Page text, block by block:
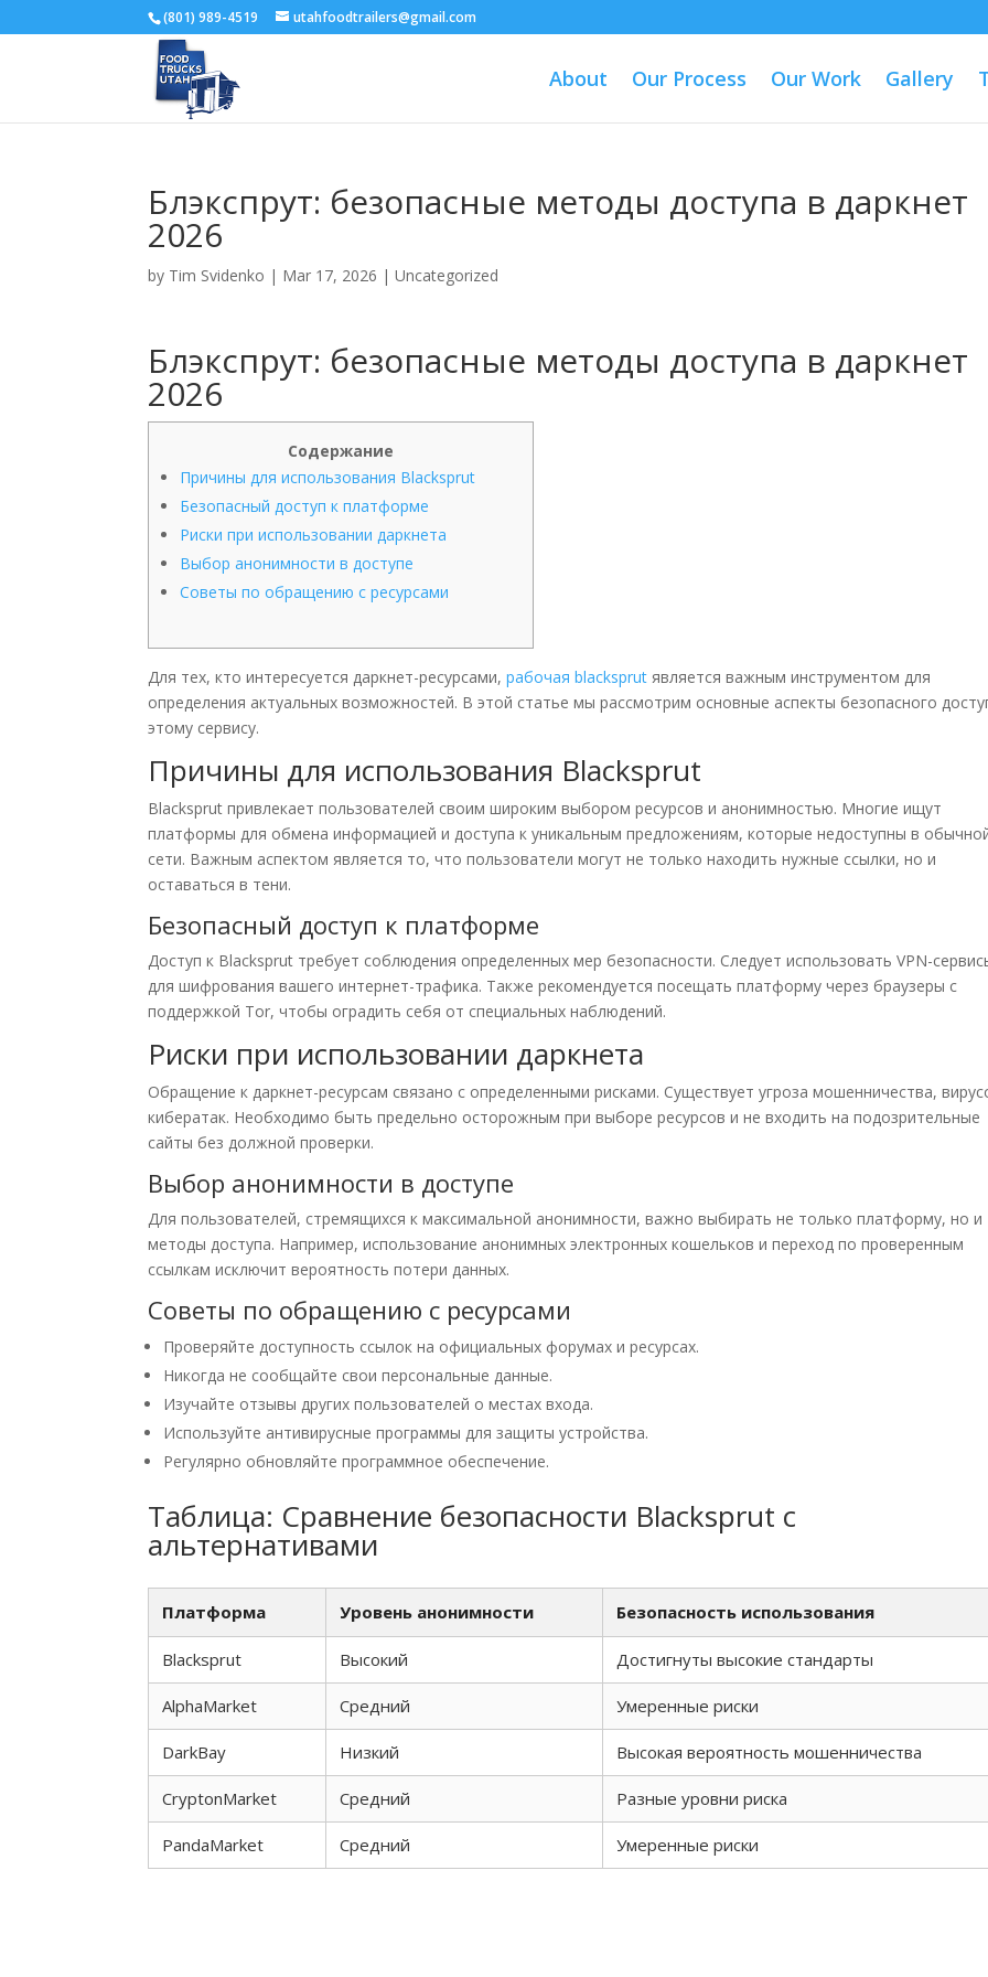
(801) 989-4519 utahfoodtrailers@gmail.com
About Our Process Our Work Gallery
Блэкспрут: безопасные методы доступа в даркнет
2026
by Tim Svidenko | Mar 17, 2026 |Uncategorized
Блэкспрут: безопасные методы доступа в даркнет
2026
Содержание
Причины для использования Blacksprut
Безопасный доступ к платформе
Риски при использовании даркнета
Выбор анонимности в доступе
Советы по обращению с ресурсами
Для тех, кто интересуется даркнет-ресурсами,рабочая blacksprut является важным инструментом для
определения актуальных возможностей. В этой статье мы рассмотрим основные аспекты безопасного
этому сервису.
Причины для использования Blacksprut
Blacksprut привлекает пользователей своим широким выбором ресурсов и анонимностью. Многие ищут
платформы для обмена информацией и доступа к уникальным предложениям, которые недоступны в
сети. Важным аспектом является то, что пользователи могут не только находить нужные ссылки, но и
оставаться в тени.
Безопасный доступ к платформе
Доступ к Blacksprut требует соблюдения определенных мер безопасности. Следует использовать VPN-
для шифрования вашего интернет-трафика. Также рекомендуется посещать платформу через браузеры с
поддержкой Tor, чтобы оградить себя от специальных наблюдений.
Риски при использовании даркнета
Обращение к даркнет-ресурсам связано с определенными рисками. Существует угроза мошенничества,
кибератак. Необходимо быть предельно осторожным при выборе ресурсов и не входить на подозрительные
сайты без должной проверки.
Выбор анонимности в доступе
Для пользователей, стремящихся к максимальной анонимности, важно выбирать не только платформу, но и
методы доступа. Например, использование анонимных электронных кошельков и переход по проверенным
ссылкам исключит вероятность потери данных.
Советы по обращению с ресурсами
Проверяйте доступность ссылок на официальных форумах и ресурсах.
Никогда не сообщайте свои персональные данные.
Изучайте отзывы других пользователей о местах входа.
Используйте антивирусные программы для защиты устройства.
Регулярно обновляйте программное обеспечение.
Таблица: Сравнение безопасности Blacksprut с
альтернативами
Платформа Уровень анонимности Безопасность использования
Blacksprut Высокий Достигнуты высокие стандарты
AlphaMarket Средний Умеренные риски
DarkBay Низкий Высокая вероятность мошенничества
CryptonMarket Средний Разные уровни риска
PandaMarket Средний Умеренные риски